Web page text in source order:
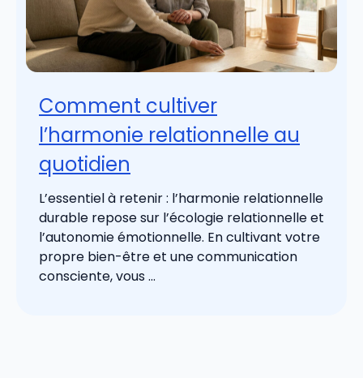
Comment cultiver
l’harmonie relationnelle au
quotidien
L’essentiel à retenir : l’harmonie relationnelle
durable repose sur l’écologie relationnelle et
l’autonomie émotionnelle. En cultivant votre
propre bien-être et une communication
consciente, vous ...